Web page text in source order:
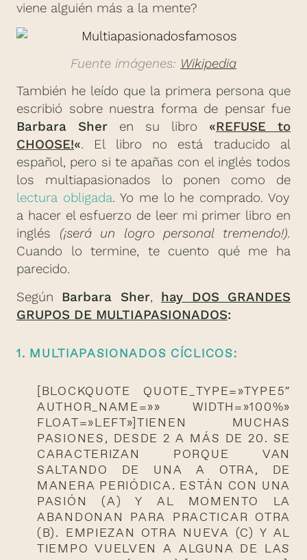
viene alguién más a la mente?
Fuente imágenes: Wikipedia
También he leído que la primera persona que
escribió sobre nuestra forma de pensar fue
Barbara Sher en su libro «REFUSE to
CHOOSE!«. El libro no está traducido al
español, pero si te apañas con el inglés todos
los multiapasionados lo ponen como de
lectura obligada. Yo me lo he comprado. Voy
a hacer el esfuerzo de leer mi primer libro en
inglés (¡será un logro personal tremendo!).
Cuando lo termine, te cuento qué me ha
parecido.
Según Barbara Sher, hay DOS GRANDES
GRUPOS DE MULTIAPASIONADOS:
1. MULTIAPASIONADOS CÍCLICOS:
[BLOCKQUOTE QUOTE_TYPE=»TYPE5″
AUTHOR_NAME=»» WIDTH=»100%»
FLOAT=»LEFT»]TIENEN MUCHAS
PASIONES, DESDE 2 A MÁS DE 20. SE
CARACTERIZAN PORQUE VAN
SALTANDO DE UNA A OTRA, DE
MANERA PERIÓDICA. ESTÁN CON UNA
PASIÓN (A) Y AL MOMENTO LA
ABANDONAN PARA PRACTICAR OTRA
(B). EMPIEZAN OTRA NUEVA (C) Y AL
TIEMPO VUELVEN A ALGUNA DE LAS